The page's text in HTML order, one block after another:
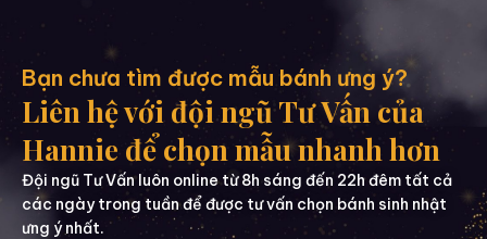
Bạn chưa tìm được mẫu bánh ưng ý?
Liên hệ với đội ngũ Tư Vấn của
Hannie để chọn mẫu nhanh hơn
Đội ngũ Tư Vấn luôn online từ 8h sáng đến 22h đêm tất cả
các ngày trong tuần để được tư vấn chọn bánh sinh nhật
ưng ý nhất.